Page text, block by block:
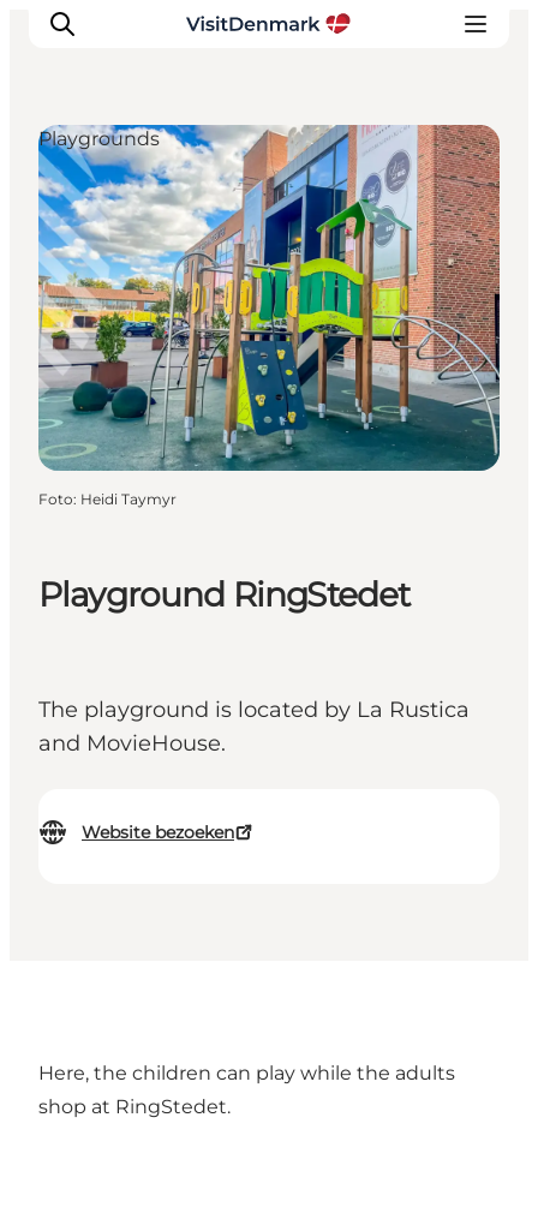
Inspiratie
Bestemmingen
Wat te doen
Accommodaties
Plan je reis
Playground RingStedet
The playground is located by La Rustica
and MovieHouse.
Website bezoeken
Playgrounds
Foto: Heidi Taymyr
Here, the children can play while the adults
shop at RingStedet.